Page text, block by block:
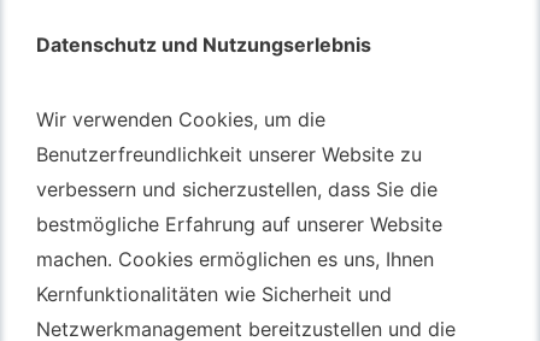
Datenschutz und Nutzungserlebnis
Wir verwenden Cookies, um die
Benutzerfreundlichkeit unserer Website zu
verbessern und sicherzustellen, dass Sie die
bestmögliche Erfahrung auf unserer Website
machen. Cookies ermöglichen es uns, Ihnen
Kernfunktionalitäten wie Sicherheit und
Netzwerkmanagement bereitzustellen und die
Datenschutz und Nutzungserlebnis
Wir verwenden Cookies, um die
Benutzerfreundlichkeit unserer Website zu
verbessern und sicherzustellen, dass Sie die
bestmögliche Erfahrung auf unserer Website
machen. Cookies ermöglichen es uns, Ihnen
Kernfunktionalitäten wie Sicherheit und
Netzwerkmanagement bereitzustellen und die
Autotransport Bochum
Autotransport Düsseldorf
Autotransport Essen
Autoexport Gelsenkirchen